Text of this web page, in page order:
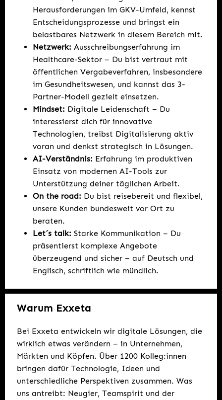
Herausforderungen im GKV-Umfeld, kennst
Entscheidungsprozesse und bringst ein
belastbares Netzwerk in diesem Bereich mit.
Netzwerk: Ausschreibungserfahrung im
Healthcare-Sektor – Du bist vertraut mit
öffentlichen Vergabeverfahren, insbesondere
im Gesundheitswesen, und kannst das 3-
Partner-Modell gezielt einsetzen.
Mindset: Digitale Leidenschaft – Du
interessierst dich für innovative
Technologien, treibst Digitalisierung aktiv
voran und denkst strategisch in Lösungen.
AI-Verständnis: Erfahrung im produktiven
Einsatz von modernen AI-Tools zur
Unterstützung deiner täglichen Arbeit.
On the road: Du bist reisebereit und flexibel,
unsere Kunden bundesweit vor Ort zu
beraten.
Let´s talk: Starke Kommunikation – Du
präsentierst komplexe Angebote
überzeugend und sicher – auf Deutsch und
Englisch, schriftlich wie mündlich.
Warum Exxeta
Bei Exxeta entwickeln wir digitale Lösungen, die
wirklich etwas verändern – in Unternehmen,
Märkten und Köpfen. Über 1200 Kolleg:innen
bringen dafür Technologie, Ideen und
unterschiedliche Perspektiven zusammen. Was
uns antreibt: Neugier, Teamspirit und der